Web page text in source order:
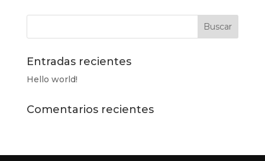
Entradas recientes
Hello world!
Comentarios recientes